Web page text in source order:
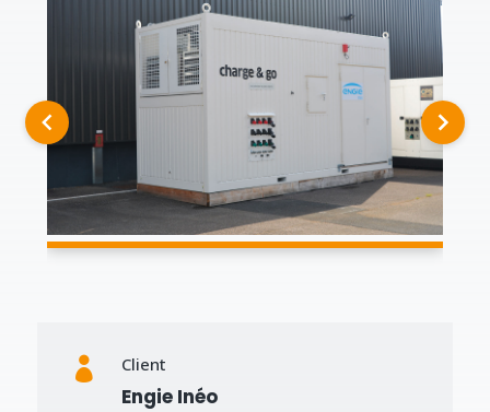
 Client
Engie Inéo